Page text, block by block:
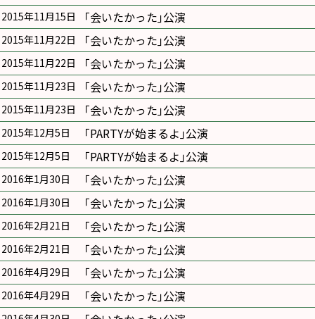
2015年11月15日 ｢会いたかった｣公演
2015年11月22日 ｢会いたかった｣公演
2015年11月22日 ｢会いたかった｣公演
2015年11月23日 ｢会いたかった｣公演
2015年11月23日 ｢会いたかった｣公演
2015年12月5日 ｢PARTYが始まるよ｣公演
2015年12月5日 ｢PARTYが始まるよ｣公演
2016年1月30日 ｢会いたかった｣公演
2016年1月30日 ｢会いたかった｣公演
2016年2月21日 ｢会いたかった｣公演
2016年2月21日 ｢会いたかった｣公演
2016年4月29日 ｢会いたかった｣公演
2016年4月29日 ｢会いたかった｣公演